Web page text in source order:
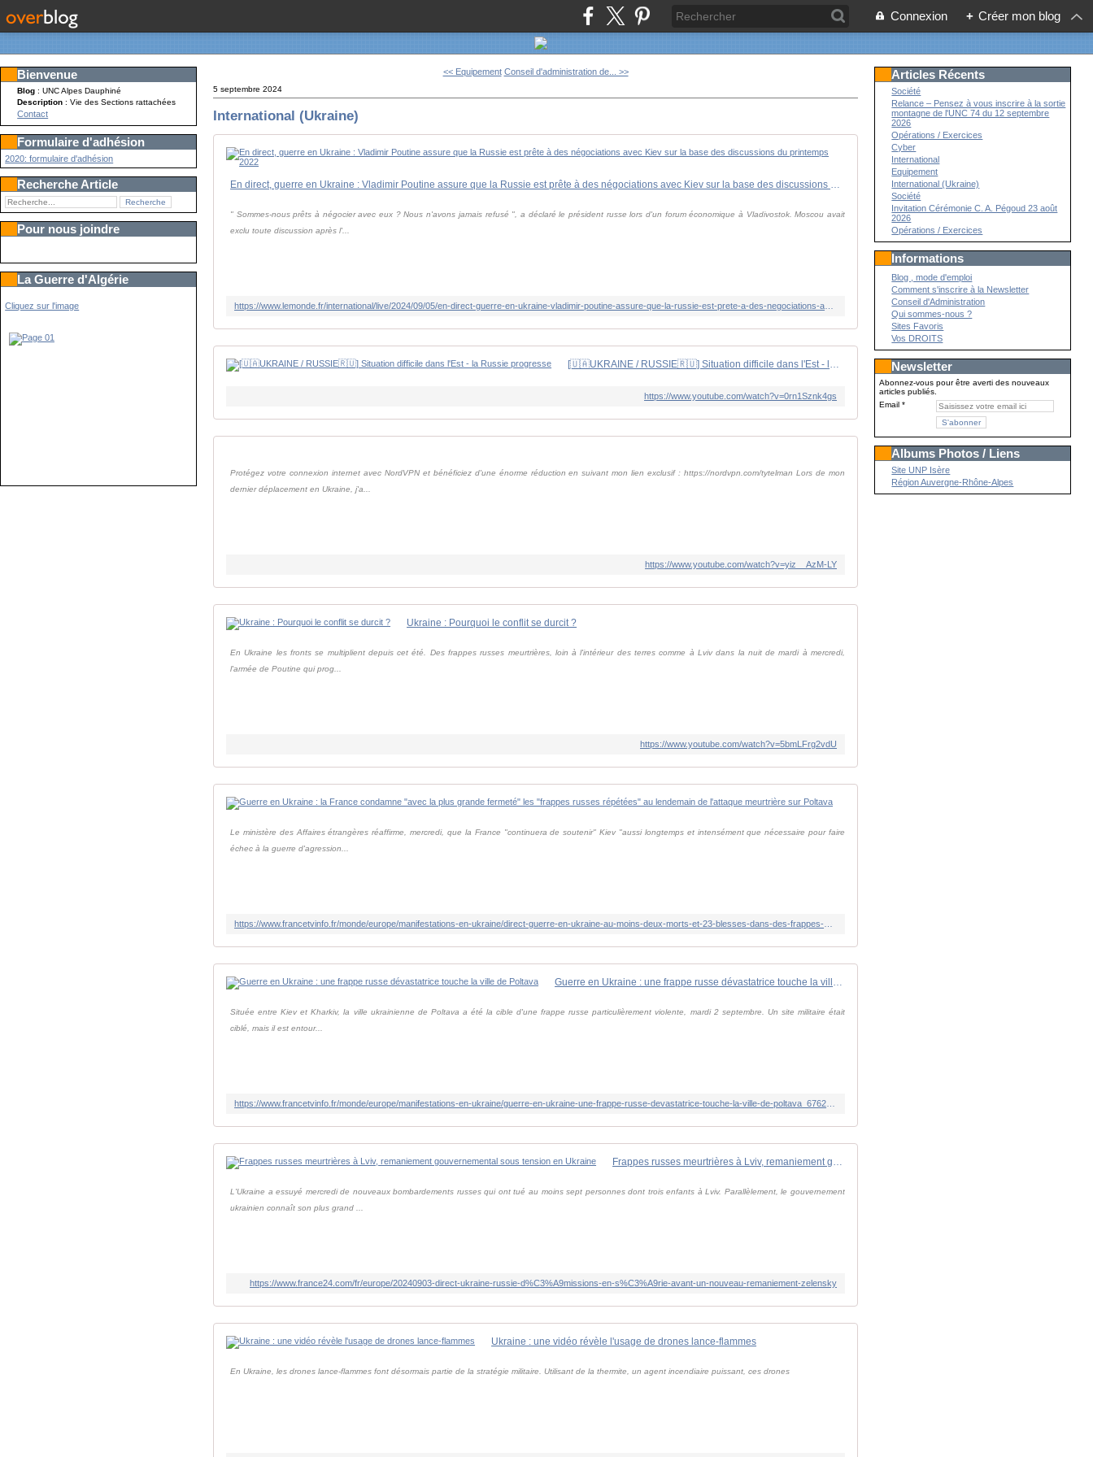
Connexion + Créer mon blog
Bienvenue
Blog : UNC Alpes Dauphiné
Description: Vie des Sections rattachées
Contact
Formulaire d'adhésion
2020: formulaire d'adhésion
Recherche Article
Pour nous joindre
La Guerre d'Algérie
Cliquez sur l'image
<< Equipement Conseil d'administration de... >>
5 septembre 2024
International (Ukraine)
En direct, guerre en Ukraine : Vladimir Poutine assure que la Russie est prête à des négociations avec Kiev sur la base des discussions du printemps 2022
" Sommes-nous prêts à négocier avec eux ? Nous n'avons jamais refusé ", a déclaré le président russe lors d'un forum économique à Vladivostok. Moscou avait
exclu toute discussion après l'...
[🇺🇦UKRAINE / RUSSIE🇷🇺] Situation difficile dans l'Est - la Russie progresse
https://www.youtube.com/watch?v=0rn1Sznk4gs
Protégez votre connexion internet avec NordVPN et bénéficiez d'une énorme réduction en suivant mon lien exclusif : https://nordvpn.com/tytelman Lors de mon
dernier déplacement en Ukraine, j'a...
https://www.youtube.com/watch?v=yiz__AzM-LY
Ukraine : Pourquoi le conflit se durcit ?
En Ukraine les fronts se multiplient depuis cet été. Des frappes russes meurtrières, loin à l'intérieur des terres comme à Lviv dans la nuit de mardi à mercredi,
l'armée de Poutine qui prog...
https://www.youtube.com/watch?v=5bmLFrg2vdU
Le ministère des Affaires étrangères réaffirme, mercredi, que la France "continuera de soutenir" Kiev "aussi longtemps et intensément que nécessaire pour faire
échec à la guerre d'agression...
Guerre en Ukraine : une frappe russe dévastatrice touche la ville de Poltava
Située entre Kiev et Kharkiv, la ville ukrainienne de Poltava a été la cible d'une frappe russe particulièrement violente, mardi 2 septembre. Un site militaire était
ciblé, mais il est entour...
Frappes russes meurtrières à Lviv, remaniement gouvernemental sous tension en Ukraine
L'Ukraine a essuyé mercredi de nouveaux bombardements russes qui ont tué au moins sept personnes dont trois enfants à Lviv. Parallèlement, le gouvernement
ukrainien connaît son plus grand ...
https://www.france24.com/fr/europe/20240903-direct-ukraine-russie-d%C3%A9missions-en-s%C3%A9rie-avant-un-nouveau-remaniement-zelensky
Ukraine : une vidéo révèle l'usage de drones lance-flammes
En Ukraine, les drones lance-flammes font désormais partie de la stratégie militaire. Utilisant de la thermite, un agent incendiaire puissant, ces drones
Articles Récents
Société
Relance – Pensez à vous inscrire à la sortie
montagne de l'UNC 74 du 12 septembre
2026
Opérations / Exercices
Cyber
International
Equipement
International (Ukraine)
Société
Invitation Cérémonie C. A. Pégoud 23 août
2026
Opérations / Exercices
Informations
Blog , mode d'emploi
Comment s'inscrire à la Newsletter
Conseil d'Administration
Qui sommes-nous ?
Sites Favoris
Vos DROITS
Newsletter
Abonnez-vous pour être averti des nouveaux
articles publiés.
Email
Albums Photos / Liens
Site UNP Isère
Région Auvergne-Rhône-Alpes